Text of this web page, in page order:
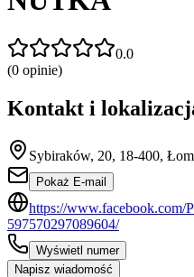
0.0
(0 opinie)
Kontakt i
Sybiraków, 20, 18-400,
Pokaż E-mail
https://www.facebook.com/
597570297089604/
Wyświetl numer
Napisz wiadomość